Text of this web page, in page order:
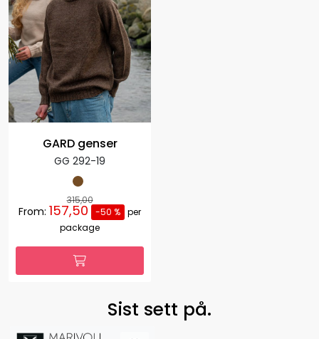
GARD genser
GG 292-19
315,00
From: 157,50 -50 % per
package
Sist sett på.